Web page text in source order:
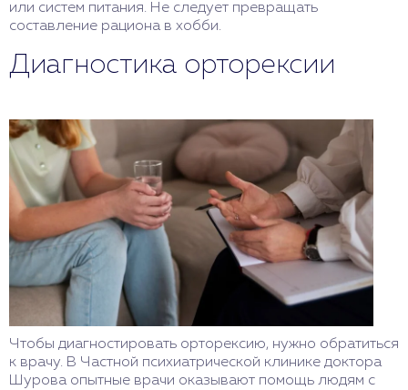
или систем питания. Не следует превращать
составление рациона в хобби.
Диагностика орторексии
Чтобы диагностировать орторексию, нужно обратиться
к врачу. В Частной психиатрической клинике доктора
Шурова опытные врачи оказывают помощь людям с